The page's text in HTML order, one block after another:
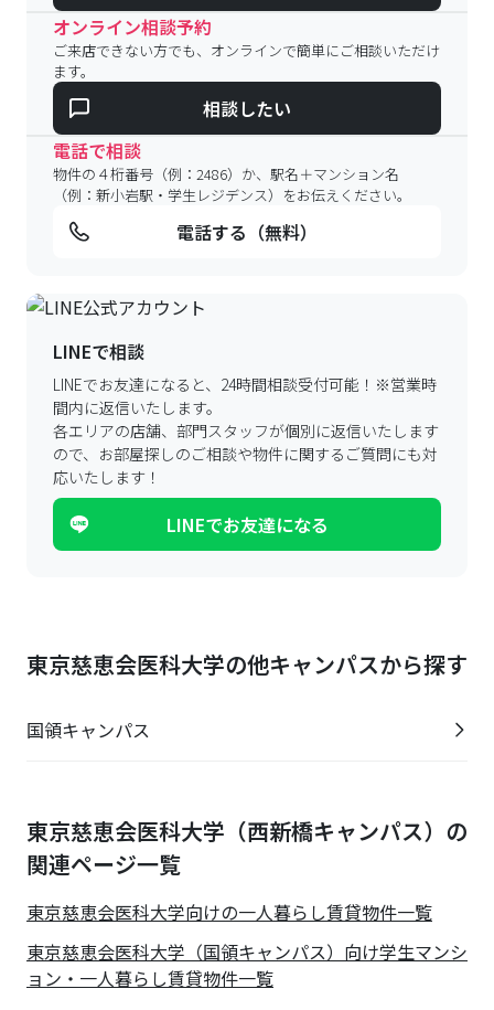
オンライン相談予約
ご来店できない方でも、オンラインで簡単にご相談いただけ
ます。
相談したい
電話で相談
物件の４桁番号（例：2486）か、駅名＋マンション名
（例：新小岩駅・学生レジデンス）をお伝えください。
電話する（無料）
LINEで相談
LINEでお友達になると、24時間相談受付可能！ ※営業時
間内に返信いたします。
各エリアの店舗、部門スタッフが個別に返信いたします
ので、 お部屋探しのご相談や物件に関するご質問にも対
応いたします！
LINEでお友達になる
東京慈恵会医科大学の他キャンパスから探す
国領キャンパス
東京慈恵会医科大学（西新橋キャンパス）の
関連ページ一覧
東京慈恵会医科大学向けの一人暮らし賃貸物件一覧
東京慈恵会医科大学（国領キャンパス）向け学生マンシ
ョン・一人暮らし賃貸物件一覧